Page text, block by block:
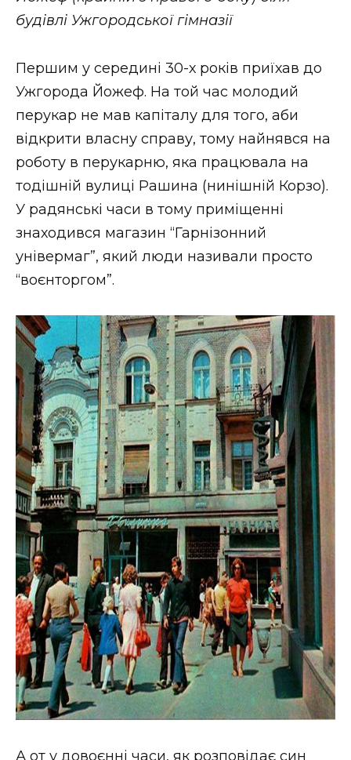
будівлі Ужгородської гімназії
Першим у середині 30-х років приїхав до
Ужгорода Йожеф. На той час молодий
перукар не мав капіталу для того, аби
відкрити власну справу, тому найнявся на
роботу в перукарню, яка працювала на
тодішній вулиці Рашина (нинішній Корзо).
У радянські часи в тому приміщенні
знаходився магазин “Гарнізонний
універмаг”, який люди називали просто
“воєнторгом”.
А от у довоєнні часи, як розповідає син